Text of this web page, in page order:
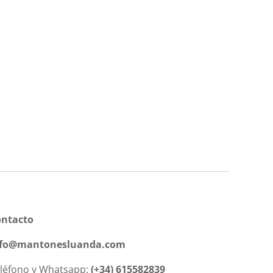
y Whatsapp: (+34) 615582839